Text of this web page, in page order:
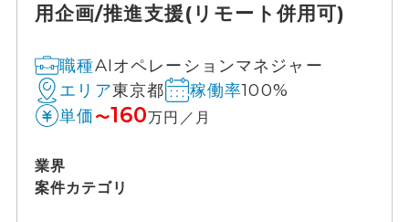
用企画/推進支援(リモート併用可)
職種AIオペレーションマネジャー
エリア東京都 稼働率100%
単価 〜160万円／月
業界
案件カテゴリ